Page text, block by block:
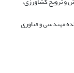
مهندسی و فناوری